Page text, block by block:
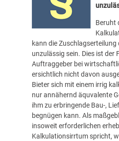
Beruht
kann die
unzulässig sein. Dies ist der
Auftraggeber bei
ersichtlich nicht davon
Bieter sich mit einem irrig
nur annähernd äquvalente
ihm zu erbringende Bau-,
begnügen kann. Als
insoweit erforderlichen
Kalkulationsirrtum spricht,